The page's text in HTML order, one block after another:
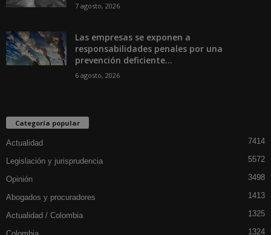
7 agosto, 2026
Las empresas se exponen a
responsabilidades penales por una
prevención deficiente...
6 agosto, 2026
Categoría popular
Actualidad 7414
Legislación y jurisprudencia 5572
Opinión 3498
Abogados y procuradores 1413
Actualidad / Colombia 1325
1324